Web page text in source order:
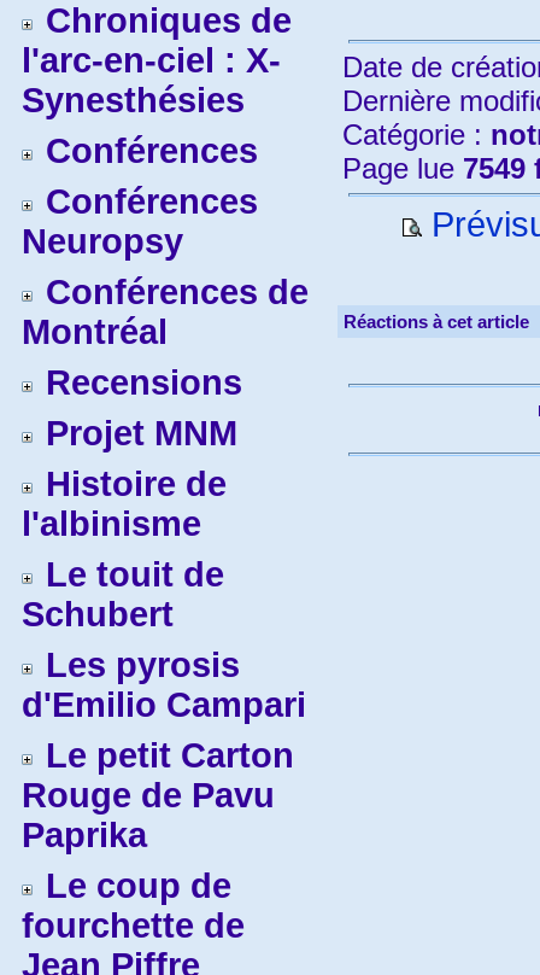
Chroniques de
l'arc-en-ciel : X-
Synesthésies
Conférences
Conférences
Neuropsy
Conférences de
Montréal
Recensions
Projet MNM
Histoire de
l'albinisme
Le touit de
Schubert
Les pyrosis
d'Emilio Campari
Le petit Carton
Rouge de Pavu
Paprika
Le coup de
fourchette de
Jean Piffre
Date de
Dernière
Catégorie :
Page lue 7549
Réactions à cet article